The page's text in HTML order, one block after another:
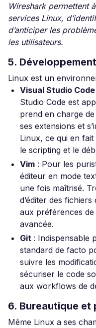
Wireshark permettent
services Linux,
d’anticiper les
les utilisateurs.
5.
Linux est un
Visual Studio Code
Studio Code est
prend en charge
ses extensions et
Linux, ce qui en
le scripting et le
Vim : Pour les
éditeur en mode
une fois maîtrisé.
d’éditer des
aux préférences
avancée.
Git : Indispensable
standard de facto
suivre les
sécuriser le code
aux workflows de
6. Bureautique
Même Linux a ses